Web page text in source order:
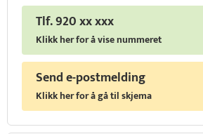
Tlf. 920 xx xxx
Klikk her for å vise nummeret
Send e-postmelding
Klikk her for å gå til skjema